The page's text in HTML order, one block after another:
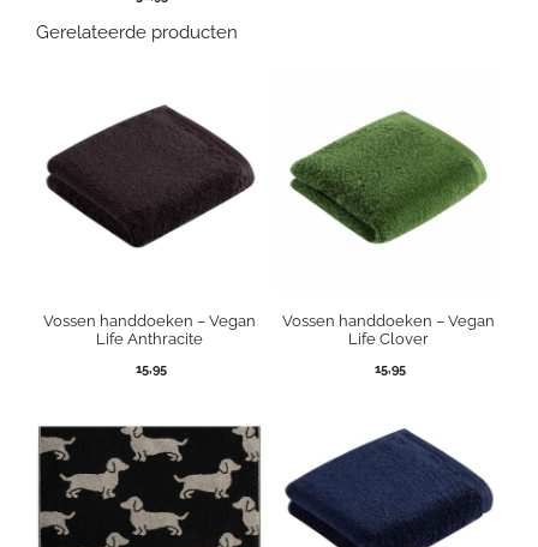
Gerelateerde producten
Vossen handdoeken – Vegan
Life Anthracite
15,95
Vossen handdoeken – Vegan
Life Clover
15,95